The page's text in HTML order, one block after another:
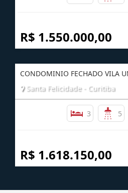
R$ 1.550.000,00
CONDOMINIO FECHADO VILA
Santa Felicidade - Curitiba
3 5
R$ 1.618.150,00